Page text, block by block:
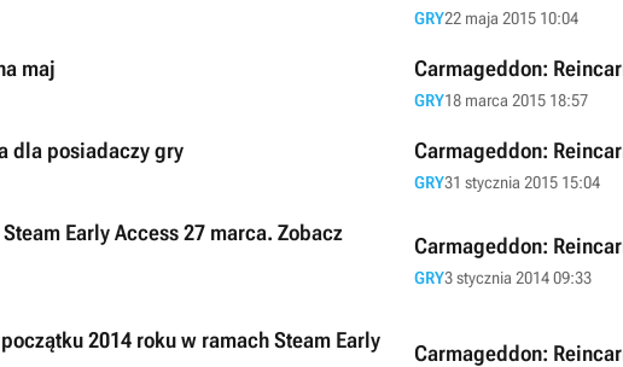
GRY22 maja 2015 10:04
maj Carmageddon:
GRY18 marca 2015 18:57
dla posiadaczy gry Carmageddon:
GRY31 stycznia 2015 15:04
Early Access 27 marca. Zobacz
Carmageddon:
GRY3 stycznia 2014 09:33
2014 roku w ramach Steam Early
Carmageddon: